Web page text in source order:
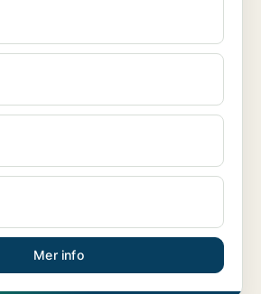
Mer info